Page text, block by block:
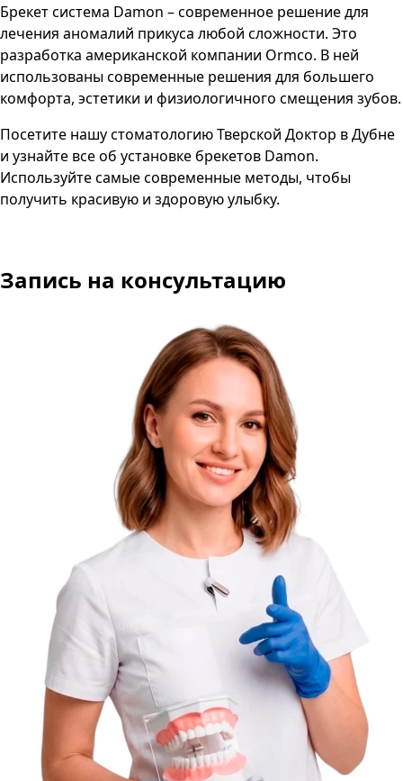
Брекет система Damon – современное решение для
лечения аномалий прикуса любой сложности. Это
разработка американской компании Ormco. В ней
использованы современные решения для большего
комфорта, эстетики и физиологичного смещения зубов.
Посетите нашу стоматологию Тверской Доктор в Дубне
и узнайте все об установке брекетов Damon.
Используйте самые современные методы, чтобы
получить красивую и здоровую улыбку.
Запись на консультацию